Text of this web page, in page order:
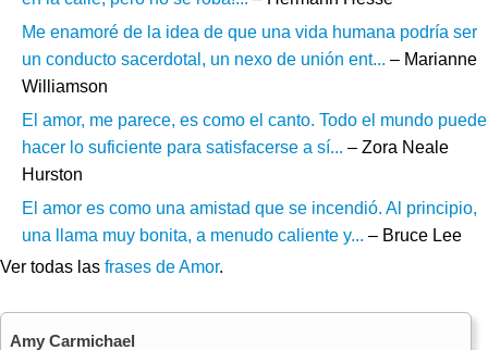
Me enamoré de la idea de que una vida humana podría ser
un conducto sacerdotal, un nexo de unión ent... – Marianne
Williamson
El amor, me parece, es como el canto. Todo el mundo puede
hacer lo suficiente para satisfacerse a sí... – Zora Neale
Hurston
El amor es como una amistad que se incendió. Al principio,
una llama muy bonita, a menudo caliente y... – Bruce Lee
Ver todas las frases de Amor.
Amy Carmichael